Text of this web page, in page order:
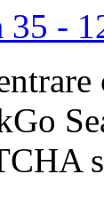
35 -